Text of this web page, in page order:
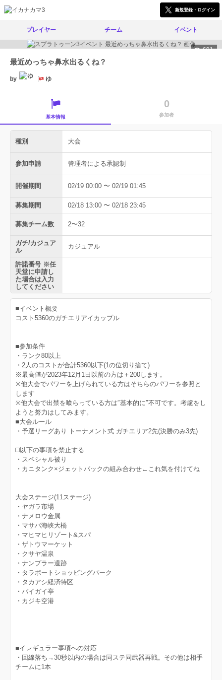
新規登録・ログイン
プレイヤー チーム イベント
691
最近めっちゃ鼻水出るくね？
by ゆ
基本情報
0
参加者
種別 大会
参加申請 管理者による承認制
開催期間 02/19 00:00 〜 02/19 01:45
募集期間 02/18 13:00 〜 02/18 23:45
募集チーム数 2〜32
ガチ/カジュア
ル
カジュアル
許諾番号 ※任
天堂に申請し
た場合は入力
してください
■イベント概要
コスト5360のガチエリアイカップル
■参加条件
・ランク80以上
・2人のコストが合計5360以下(1の位切り捨て)
※最高値が2023年12月1日以前の方は＋200します。
※他大会でパワーを上げられている方はそちらのパワーを参照と
します
※他大会で出禁を喰らっている方は″基本的に″不可です。考慮をし
ようと努力はしてみます。
■大会ルール
・予選リーグあり トーナメント式 ガチエリア2先(決勝のみ3先)
◻️以下の事項を禁止する
・スペシャル被り
・カニタンク×ジェットパックの組み合わせ←これ気を付けてね
大会ステージ(11ステージ)
・ヤガラ市場
・ナメロウ金属
・マサバ海峡大橋
・マヒマヒリゾート&スパ
・ザトウマーケット
・クサヤ温泉
・ナンプラー遺跡
・タラポートショッピングパーク
・タカアシ経済特区
・バイガイ亭
・カジキ空港
■イレギュラー事項への対応
・回線落ち→30秒以内の場合は同ステ同武器再戦。その他は相手
チームに1本